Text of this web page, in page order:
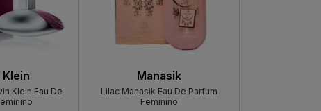
Klein
Klein Eau De
Manasik
Lilac Manasik Eau De Parfum
Feminino